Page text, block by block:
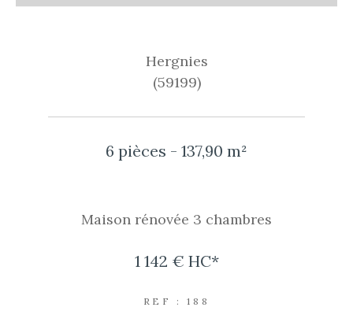
Hergnies
(59199)
6 pièces - 137,90 m²
Maison rénovée 3 chambres
1 142 € HC*
REF : 188